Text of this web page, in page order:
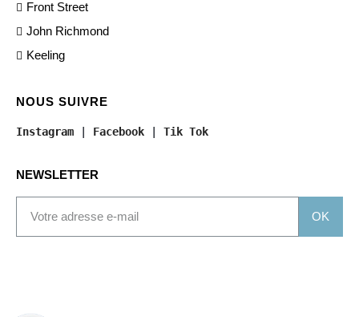
Front Street
John Richmond
Keeling
NOUS SUIVRE
Instagram | Facebook | Tik Tok
NEWSLETTER
OK